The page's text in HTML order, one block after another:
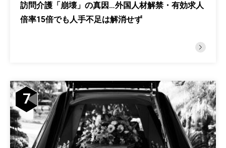
訪問介護「崩壊」の真因…外国人材解禁・有効求人
倍率15倍でも人手不足は解消せず
7